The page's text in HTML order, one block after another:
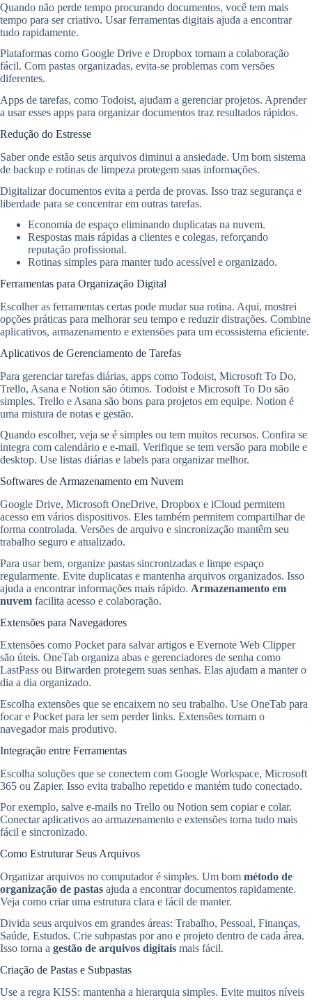
Quando não perde tempo procurando documentos, você tem mais
tempo para ser criativo. Usar ferramentas digitais ajuda a encontrar
tudo rapidamente.
Plataformas como Google Drive e Dropbox tornam a colaboração
fácil. Com pastas organizadas, evita-se problemas com versões
diferentes.
Apps de tarefas, como Todoist, ajudam a gerenciar projetos. Aprender
a usar esses apps para organizar documentos traz resultados rápidos.
Redução do Estresse
Saber onde estão seus arquivos diminui a ansiedade. Um bom sistema
de backup e rotinas de limpeza protegem suas informações.
Digitalizar documentos evita a perda de provas. Isso traz segurança e
liberdade para se concentrar em outras tarefas.
Economia de espaço eliminando duplicatas na nuvem.
Respostas mais rápidas a clientes e colegas, reforçando
reputação profissional.
Rotinas simples para manter tudo acessível e organizado.
Ferramentas para Organização Digital
Escolher as ferramentas certas pode mudar sua rotina. Aqui, mostrei
opções práticas para melhorar seu tempo e reduzir distrações. Combine
aplicativos, armazenamento e extensões para um ecossistema eficiente.
Aplicativos de Gerenciamento de Tarefas
Para gerenciar tarefas diárias, apps como Todoist, Microsoft To Do,
Trello, Asana e Notion são ótimos. Todoist e Microsoft To Do são
simples. Trello e Asana são bons para projetos em equipe. Notion é
uma mistura de notas e gestão.
Quando escolher, veja se é simples ou tem muitos recursos. Confira se
integra com calendário e e-mail. Verifique se tem versão para mobile e
desktop. Use listas diárias e labels para organizar melhor.
Softwares de Armazenamento em Nuvem
Google Drive, Microsoft OneDrive, Dropbox e iCloud permitem
acesso em vários dispositivos. Eles também permitem compartilhar de
forma controlada. Versões de arquivo e sincronização mantêm seu
trabalho seguro e atualizado.
Para usar bem, organize pastas sincronizadas e limpe espaço
regularmente. Evite duplicatas e mantenha arquivos organizados. Isso
ajuda a encontrar informações mais rápido. Armazenamento em
nuvem facilita acesso e colaboração.
Extensões para Navegadores
Extensões como Pocket para salvar artigos e Evernote Web Clipper
são úteis. OneTab organiza abas e gerenciadores de senha como
LastPass ou Bitwarden protegem suas senhas. Elas ajudam a manter o
dia a dia organizado.
Escolha extensões que se encaixem no seu trabalho. Use OneTab para
focar e Pocket para ler sem perder links. Extensões tornam o
navegador mais produtivo.
Integração entre Ferramentas
Escolha soluções que se conectem com Google Workspace, Microsoft
365 ou Zapier. Isso evita trabalho repetido e mantém tudo conectado.
Por exemplo, salve e-mails no Trello ou Notion sem copiar e colar.
Conectar aplicativos ao armazenamento e extensões torna tudo mais
fácil e sincronizado.
Como Estruturar Seus Arquivos
Organizar arquivos no computador é simples. Um bom método de
organização de pastas ajuda a encontrar documentos rapidamente.
Veja como criar uma estrutura clara e fácil de manter.
Divida seus arquivos em grandes áreas: Trabalho, Pessoal, Finanças,
Saúde, Estudos. Crie subpastas por ano e projeto dentro de cada área.
Isso torna a gestão de arquivos digitais mais fácil.
Criação de Pastas e Subpastas
Use a regra KISS: mantenha a hierarquia simples. Evite muitos níveis